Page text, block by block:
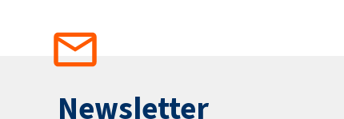
Newsletter